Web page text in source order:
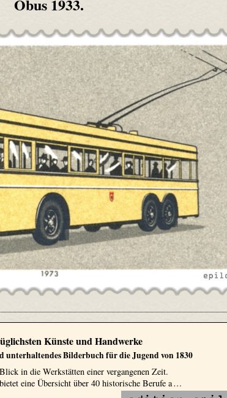
Obus 1933.
Künste und Handwerke
unterhaltendes Bilderbuch für die Jugend von 1830
in die Werkstätten einer vergangenen Zeit.
eine Übersicht über 40 historische Berufe a …